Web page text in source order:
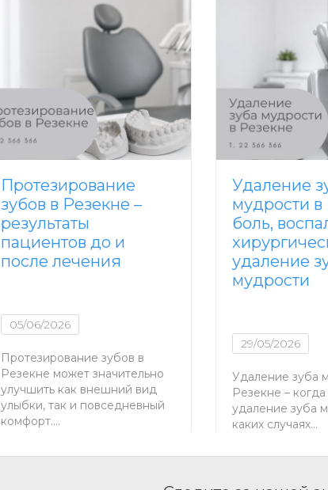
Протезирование
зубов в Резекне –
результаты
пациентов до и
после лечения
05/06/2026
Протезирование зубов в
Резекне может значительно
улучшить как внешний вид
улыбки, так и повседневный
комфорт….
Удаление
мудрости в
боль,
удаление
мудрости
29/05/2026
Удаление зуба
Резекне –
удаление зуба
каких случаях…